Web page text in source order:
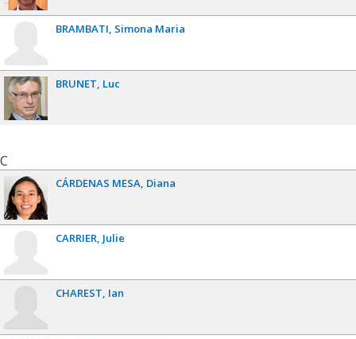
BRAMBATI Simona Maria
BRUNET Luc
C
CÁRDENAS MESA Diana
CARRIER Julie
CHAREST Ian